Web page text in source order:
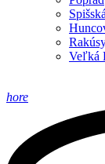
Veľká
hore